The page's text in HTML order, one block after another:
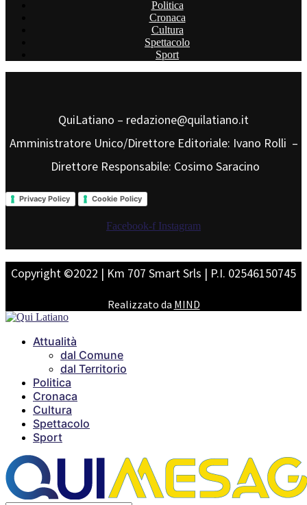
Politica
Cronaca
Cultura
Spettacolo
Sport
QuiLatiano – redazione@quilatiano.it
Amministratore Unico/Direttore Editoriale: Ivano Rolli –
Direttore Responsabile: Cosimo Saracino
Privacy Policy Cookie Policy
Facebook-f Instagram
Copyright ©2022 | Km 707 Smart Srls | P.I. 02546150745
Realizzato da MIND
Attualità
dal Comune
dal Territorio
Politica
Cronaca
Cultura
Spettacolo
Sport